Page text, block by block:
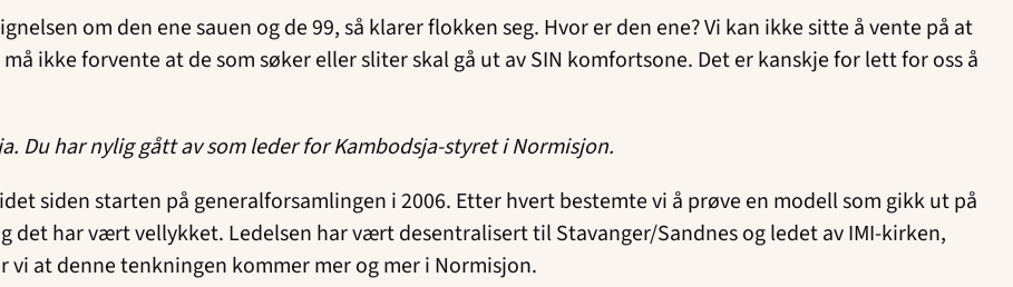
om den ene sauen og de 99, så klarer flokken seg. Hvor er den ene? Vi kan ikke sitte å vente på at
ikke forvente at de som søker eller sliter skal gå ut av SIN komfortsone. Det er kanskje for lett for oss å
Du har nylig gått av som leder for Kambodsja-styret i Normisjon.
siden starten på generalforsamlingen i 2006. Etter hvert bestemte vi å prøve en modell som gikk ut på
det har vært vellykket. Ledelsen har vært desentralisert til Stavanger/Sandnes og ledet av IMI-kirken,
vi at denne tenkningen kommer mer og mer i Normisjon.